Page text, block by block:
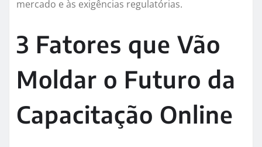
mercado e às exigências regulatórias.
3 Fatores que Vão
Moldar o Futuro da
Capacitação Online